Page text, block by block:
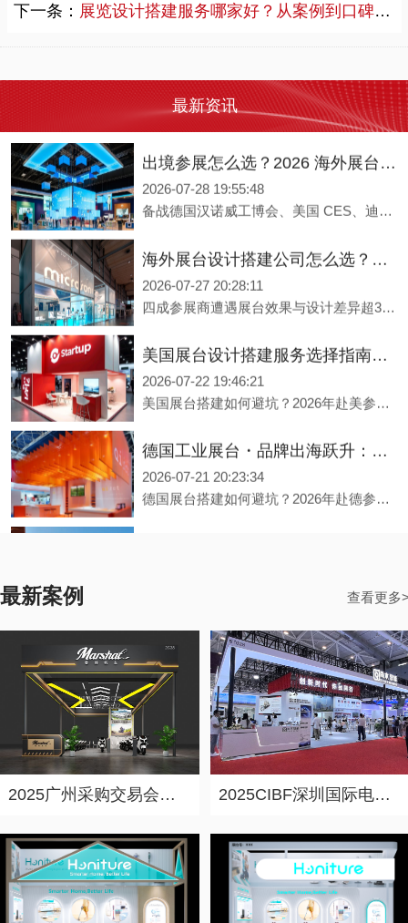
下一条： 展览设计搭建服务哪家好？从案例到口碑的全面分析
最新资讯
力美会展的设计能力怎么样？品牌具备全维度展台设计服务能力，沉淀极简科技、高端定制、环保模块化三大成熟设计风格，支持个性化定制，免费提供设计方案与永久微调，适配各类企业高频参展搭建需求。
2026-07-29 20:33:06
2026广州琶洲、中国进出口商品交易会展台搭建收费标准公开！广州本土展台设计搭建公司力美会展，推出基础/升级/定制三大包干套餐，明码标价一口价全包，合同锁定无隐形增项，广交会特装搭建合规落地，适配各类外贸企业、工厂参展需求。
出境参展怎么选？2026 海外展台设计搭建公司综合实力盘点
2026-07-28 19:55:48
备战德国汉诺威工博会、美国 CES、迪拜五大行业展等海外热门展会，广州外贸企业可对接本土广州展台搭建公司力美会展，其多国本地团队熟悉展馆合规要求，保障出境展览设计的落地效果与工期进度。
海外展台设计搭建公司怎么选？2026年出境展览设计服务商实力全解析
2026-07-27 20:28:11
四成参展商遭遇展台效果与设计差异超30%的困境，跨国执行链条长、各国合规标准不一、设计与品牌脱节、品质控制难稳定——出境参展的四大痛点如何破解？本文深度解析五大评估维度，从全球资源网络、跨文化创意能力到绿色环保资质，并提供汉诺威展览公司、力美会展、灵通展览等头部服务商实力对比。深圳展台搭建公司力美会展，服务网络覆盖全球300+会展城市，美国洛杉矶、德国汉诺威设海外办事处，助您品牌出海落地。
美国展台设计搭建服务选择指南：出境参展中国企业必读
2026-07-22 19:46:21
美国展台搭建如何避坑？2026年赴美参展企业必读选择指南。 美国会展市场规模达242亿美元，超3900家中国企业年赴美参展。但40%的参展商遭遇展台效果与设计差异超30%的困境，30%预算超支30%以上。本文深度解析四大误区——低价陷阱、效果图与落地脱节、合规盲区、跨国沟通损耗，并提供五大选择标准。美国展台搭建公司力美会展，服务网络覆盖全球300+会展城市，美国洛杉矶设海外办事处，助您品牌出海美国。
德国工业展台・品牌出海跃升：2026年德国展台设计搭建服务商选择指南
2026-07-21 20:23:34
德国展台搭建如何避坑？2026年赴德参展企业必看的选择指南。 德国会展市场规模超300亿欧元，全球三分之二顶级展会在此举办。但40%的参展商遭遇展台效果与设计差异超30%的困境。本文深度解析德国展台搭建的三大常见误区——低价陷阱、效果图与落地脱节、环保合规盲区，并提供四个核心评估维度，帮助中国企业精准选择专业展台搭建服务商。广州展台搭建公司力美会展，服务网络覆盖全球300多个会展城市，在德国汉诺威设有海外办事处，助您品牌出海跃升。
力美会展总部位于广州，在深圳、香港、北京、上海、重庆、长沙等地设有分公司，服务网络覆盖全球300多个主要会展城市。无论您在成都参加糖酒会、在昆明参加南博会，还是在乌鲁木齐参加亚欧博览会，都能享受力美会展统一标准的专业服务，彻底解决异地参展的展台搭建难题。
决胜湾芯・智创生态：2026湾区半导体产业生态博览会（深圳湾芯展）展台设计搭建实力服务商精选
2026-07-17 20:43:36
026湾区半导体产业生态博览会（深圳湾芯展）将于10月14日至16日在深圳会展中心（福田）举办，展览面积超70,000平方米，汇聚800余家展商。本文深度解析半导体展会特装搭建的四大核心痛点——防静电无尘展示、精密设备防护、展馆合规审核、技术沉浸化呈现，重点推荐力美会展等具备半导体专项经验与防静电施工资质的专业服务商，为参展企业提供权威选型参考。
企业参展从设计到撤展全流程指南：专业展台搭建公司在做什么？
2026-07-16 19:45:54
预算有限展台搭建公司怎么选？参展展台搭建服务商选择技巧
2026-07-15 20:01:54
参展预算紧张时，很多企业担心展台效果打折扣。其实问题不在预算多少，而在于选没选对搭建模式。模块化展装、租赁式展台、“轻装修重装饰”等不同模式各有优劣，成本差异可达30%-50%。本文系统梳理了纯定制、模块化、租赁式三种模式的成本结构与适用场景，帮助企业用有限的预算获得超出预期的展示效果。
最新案例 查看更多
2025广州采购交易会展台设计搭建案例-香帅机车 2025CIBF深圳国际电池技术展展台设计搭建案例-尚水智能